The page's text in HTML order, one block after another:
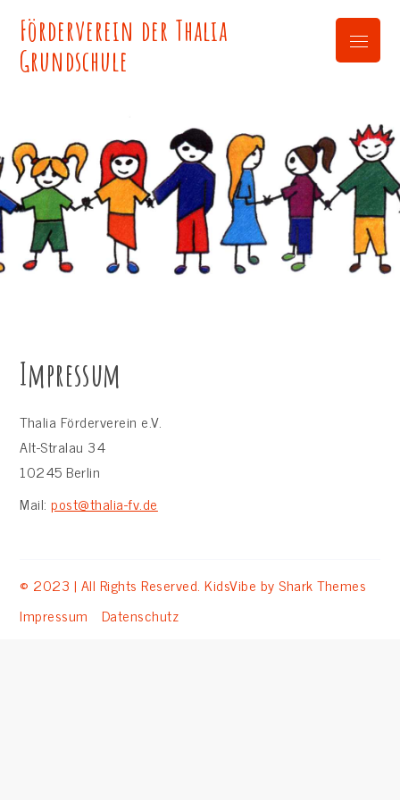
content
Förderverein der Thalia
Grundschule
Menu
Impressum
Thalia Förderverein e.V.
Alt-Stralau 34
10245 Berlin
Mail:post@thalia-fv.de
© 2023 | All Rights Reserved. KidsVibe byShark Themes
Impressum
Datenschutz